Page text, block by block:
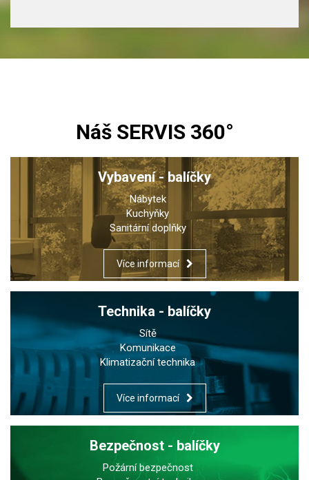
Náš SERVIS 360°
Vybavení - balíčky
Nábytek
Kuchyňky
Sanitární doplňky
Více informací
Technika - balíčky
Sítě
Komunikace
Klimatizační technika
Více informací
Bezpečnost - balíčky
Požární bezpečnost